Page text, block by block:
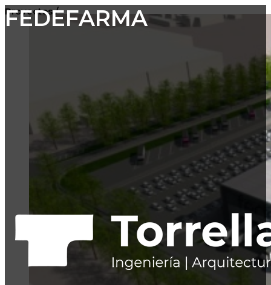
Proyectos /
FEDEFARMA